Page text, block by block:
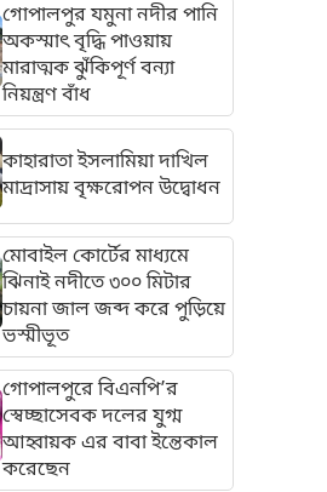
গোপালপুর যমুনা নদীর পানি
অকস্মাৎ বৃদ্ধি পাওয়ায়
মারাত্মক ঝুঁকিপূর্ণ বন্যা
নিয়ন্ত্রণ বাঁধ
কাহারাতা ইসলামিয়া দাখিল
মাদ্রাসায় বৃক্ষরোপন উদ্বোধন
মোবাইল কোর্টের মাধ্যমে
ঝিনাই নদীতে ৩০০ মিটার
চায়না জাল জব্দ করে পুড়িয়ে
ভস্মীভূত
গোপালপুরে বিএনপি’র
স্বেচ্ছাসেবক দলের যুগ্ম
আহ্বায়ক এর বাবা ইন্তেকাল
করেছেন